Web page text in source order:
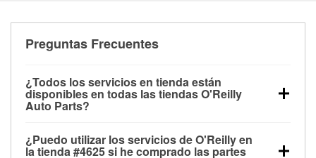
Preguntas Frecuentes
¿Todos los servicios en tienda están
disponibles en todas las tiendas O'Reilly
Auto Parts?
las pruebas de batería, pruebas de alternador y
¿Puedo utilizar los servicios de O'Reilly en
la tienda #4625 si he comprado las partes